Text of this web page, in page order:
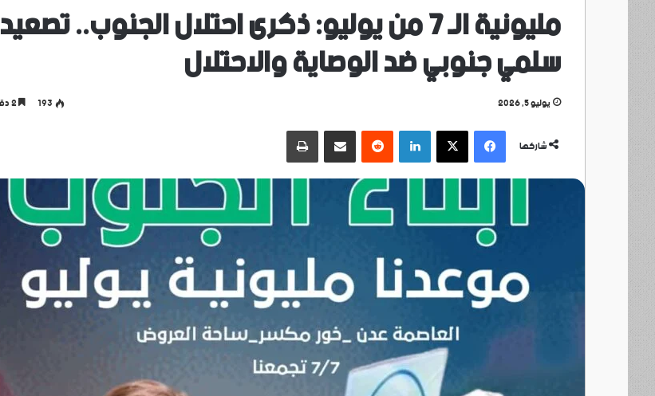
مليونية الـ 7 من يوليو: ذكرى احتلال الجنوب.. تصعيد
سلمي جنوبي ضد الوصاية والاحتلال
يوليو 5, 2026 193
2 دقائق
شاركها
فيسبوك
‫X لينكدإن
‏Reddit مشاركة عبر البريد طباعة